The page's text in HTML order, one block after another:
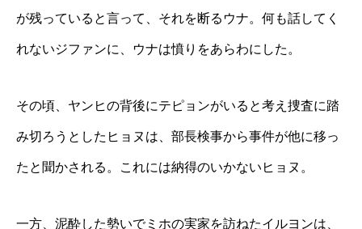
が残っていると言って、それを断るウナ。何も話してく
れないジファンに、ウナは憤りをあらわにした。
その頃、ヤンヒの背後にテピョンがいると考え捜査に踏
み切ろうとしたヒョヌは、部長検事から事件が他に移っ
たと聞かされる。これには納得のいかないヒョヌ。
一方、泥酔した勢いでミホの実家を訪ねたイルヨンは、